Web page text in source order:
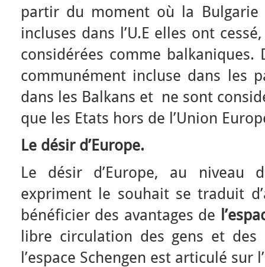
partir du moment où la
incluses dans l’U.E elles ont
considérées comme
communément incluse dans les
dans les Balkans et ne sont
que les Etats hors de l’Union
Le désir d’Europe.
Le désir d’Europe, au niveau
expriment le souhait se traduit
bénéficier des avantages de
libre circulation des gens et des
l’espace Schengen est articulé sur